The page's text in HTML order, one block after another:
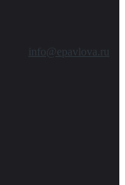
info@epavlova.ru